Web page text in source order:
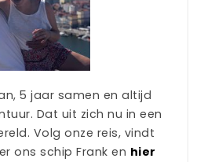
5 jaar samen en altijd
Dat uit zich nu in een
Volg onze reis, vindt
ons schip Frank en hier